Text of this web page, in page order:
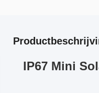
IP67 Mini